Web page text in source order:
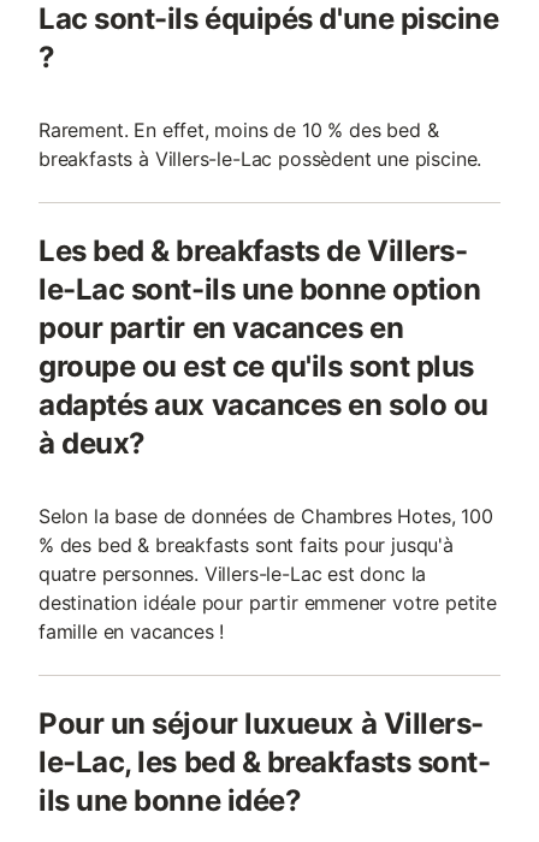
Lac sont-ils équipés d'une piscine
?
Rarement. En effet, moins de 10 % des bed &
breakfasts à Villers-le-Lac possèdent une piscine.
Les bed & breakfasts de Villers-
le-Lac sont-ils une bonne option
pour partir en vacances en
groupe ou est ce qu'ils sont plus
adaptés aux vacances en solo ou
à deux?
Selon la base de données de Chambres Hotes, 100
% des bed & breakfasts sont faits pour jusqu'à
quatre personnes. Villers-le-Lac est donc la
destination idéale pour partir emmener votre petite
famille en vacances !
Pour un séjour luxueux à Villers-
le-Lac, les bed & breakfasts sont-
ils une bonne idée?